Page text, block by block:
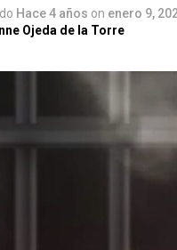
Hace 4 años on enero 9,
Ojeda de la Torre